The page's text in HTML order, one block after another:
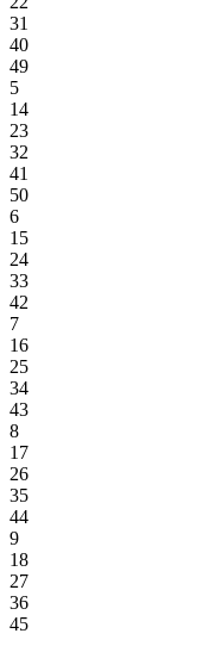
31
40
49
5
14
23
32
41
50
6
15
24
33
42
7
16
25
34
43
8
17
26
35
44
9
18
27
36
45